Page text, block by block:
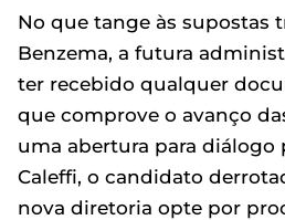
No que tange às supostas
Benzema, a futura
ter recebido qualquer
que comprove o avanço
uma abertura para diálogo
Caleffi, o candidato
nova diretoria opte por